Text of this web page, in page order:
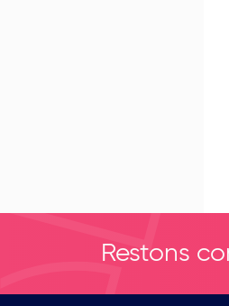
Restons